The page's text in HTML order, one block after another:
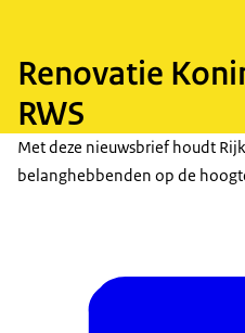
Renovatie
RWS
Met deze nieuwsbrief houdt
belanghebbenden op de